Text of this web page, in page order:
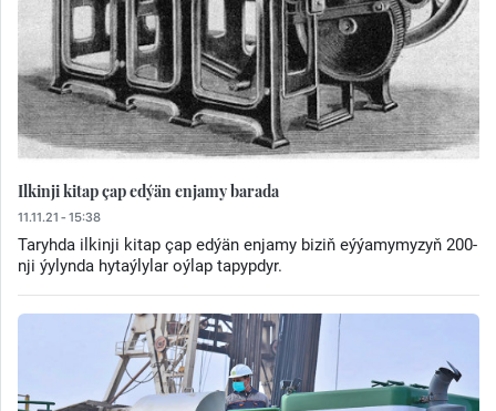
Ilkinji kitap çap edýän enjamy barada
11.11.21 - 15:38
Taryhda ilkinji kitap çap edýän enjamy biziň eýýamymyzyň 200-
nji ýylynda hytaýlylar oýlap tapypdyr.